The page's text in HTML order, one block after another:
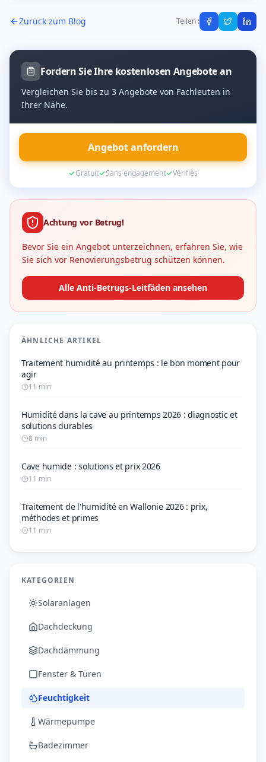
Zurück zum Blog Teilen :
Fordern Sie Ihre kostenlosen Angebote an
Vergleichen Sie bis zu 3 Angebote von Fachleuten in
Ihrer Nähe.
Angebot anfordern
Gratuit Sans engagement Vérifiés
Achtung vor Betrug!
Bevor Sie ein Angebot unterzeichnen, erfahren Sie, wie
Sie sich vor Renovierungsbetrug schützen können.
Alle Anti-Betrugs-Leitfäden ansehen
ÄHNLICHE ARTIKEL
Traitement humidité au printemps : le bon moment pour
agir
11 min
Humidité dans la cave au printemps 2026 : diagnostic et
solutions durables
8 min
Cave humide : solutions et prix 2026
11 min
Traitement de l'humidité en Wallonie 2026 : prix,
méthodes et primes
11 min
KATEGORIEN
Solaranlagen
Dachdeckung
Dachdämmung
Fenster & Türen
Feuchtigkeit
Wärmepumpe
Badezimmer